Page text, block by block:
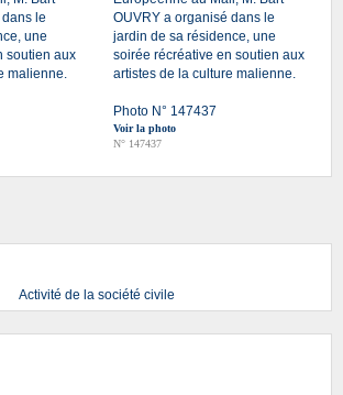
le
une
soutien aux
malienne.
OUVRY a organisé dans le
jardin de sa résidence, une
soirée récréative en soutien aux
artistes de la culture malienne.
Photo N° 147437
Voir la photo
N° 147437
Activité de la société civile